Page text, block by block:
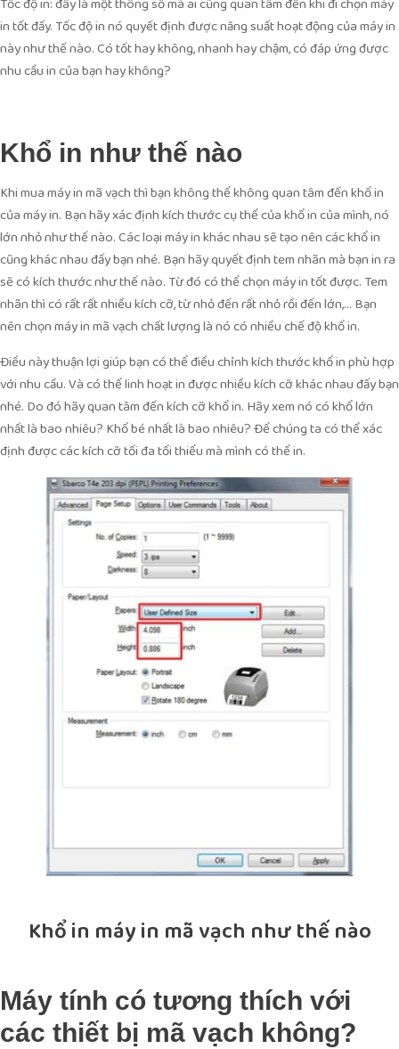
in tốt đấy. Tốc độ in nó quyết định được năng suất hoạt động của máy in
này như thế nào. Có tốt hay không, nhanh hay chậm, có đáp ứng được
nhu cầu in của bạn hay không?
Khổ in như thế nào
Khi mua máy in mã vạch thì bạn không thể không quan tâm đến khổ in
của máy in. Bạn hãy xác định kích thước cụ thể của khổ in của mình, nó
lớn nhỏ như thế nào. Các loại máy in khác nhau sẽ tạo nên các khổ in
cũng khác nhau đấy bạn nhé. Bạn hãy quyết định tem nhãn mà bạn in ra
sẽ có kích thước như thế nào. Từ đó có thể chọn máy in tốt được. Tem
nhãn thì có rất rất nhiều kích cỡ, từ nhỏ đến rất nhỏ rồi đến lớn,… Bạn
nên chọn máy in mã vạch chất lượng là nó có nhiều chế độ khổ in.
Điều này thuận lợi giúp bạn có thể điều chỉnh kích thước khổ in phù hợp
với nhu cầu. Và có thể linh hoạt in được nhiều kích cỡ khác nhau đấy bạn
nhé. Do đó hãy quan tâm đến kích cỡ khổ in. Hãy xem nó có khổ lớn
nhất là bao nhiêu? Khổ bé nhất là bao nhiêu? Để chúng ta có thể xác
định được các kích cỡ tối đa tối thiểu mà mình có thể in.
Khổ in máy in mã vạch như thế nào
Máy tính có tương thích với
các thiết bị mã vạch không?